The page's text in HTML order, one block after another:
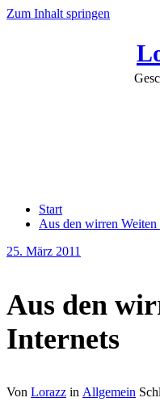
Zum Inhalt springen
Start
Aus den wirren Weiten
25. März 2011
Aus den
Internets
Von Lorazz in Allgemein